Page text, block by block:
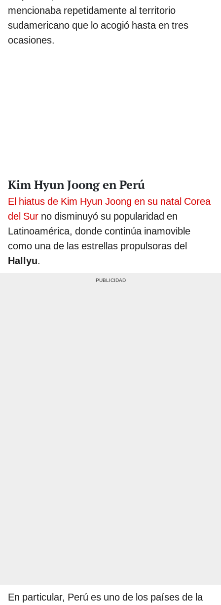
mencionaba repetidamente al territorio
sudamericano que lo acogió hasta en tres
ocasiones.
Kim Hyun Joong en Perú
El hiatus de Kim Hyun Joong en su natal Corea
del Sur no disminuyó su popularidad en
Latinoamérica, donde continúa inamovible
como una de las estrellas propulsoras del
Hallyu.
En particular, Perú es uno de los países de la